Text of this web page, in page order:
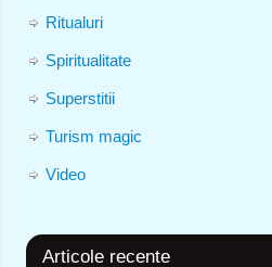
Ritualuri
Spiritualitate
Superstitii
Turism magic
Video
Articole recente